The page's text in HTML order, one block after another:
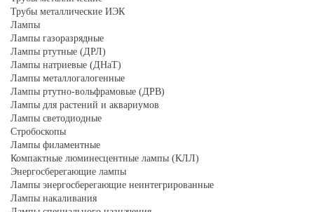
Трубы металлические ИЭК
Лампы
Лампы газоразрядные
Лампы ртутные (ДРЛ)
Лампы натриевые (ДНаТ)
Лампы металлогалогенные
Лампы ртутно-вольфрамовые (ДРВ)
Лампы для растений и аквариумов
Лампы светодиодные
Стробоскопы
Лампы филаментные
Компактные люминесцентные лампы (КЛЛ)
Энергосберегающие лампы
Лампы энергосберегающие неинтегрированные
Лампы накаливания